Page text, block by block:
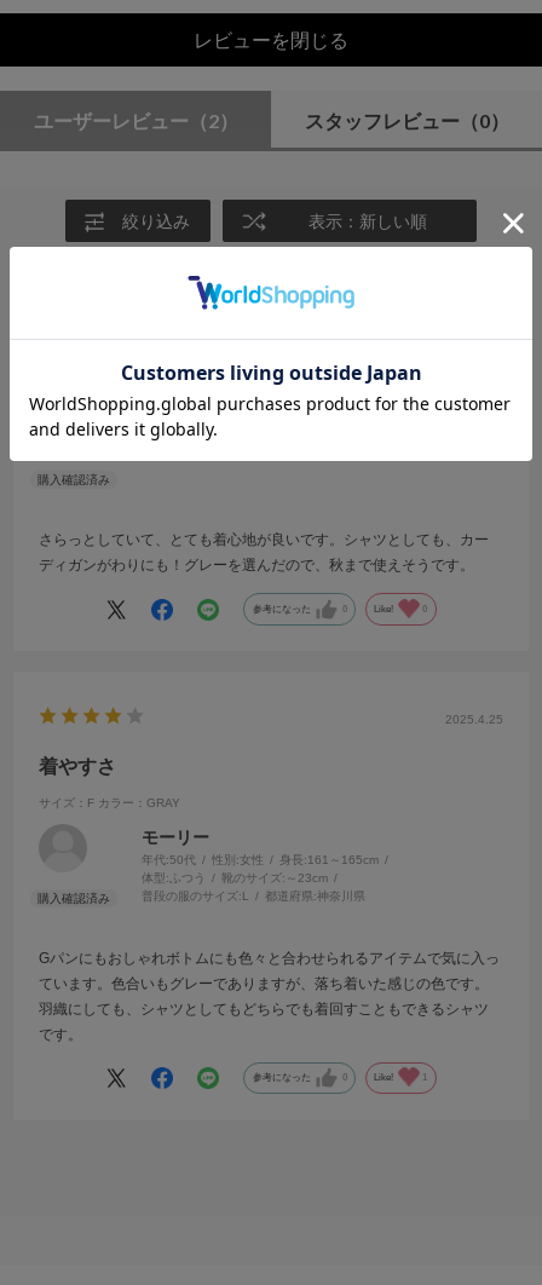
レビューを閉じる
ユーザーレビュー （2） スタッフレビュー （0）
絞り込み 表示：新しい順
カラー：GRAY
おっく
さらっとしていて、とても着心地が良いです。シャツとしても、カー
ディガンがわりにも！グレーを選んだので、秋まで使えそうです。
参考になった 0 Like! 0
2025.4.25
着やすさ
サイズ：F カラー：GRAY
モーリー
年代:50代 性別:女性 身長:161～165cm
体型: ふつう 靴のサイズ: ～23cm
普段の服のサイズ:L 都道府県:神奈川県
Gパンにもおしゃれボトムにも色々と合わせられるアイテムで気に入っ
ています。色合いもグレーでありますが、落ち着いた感じの色です。
羽織にしても、シャツとしてもどちらでも着回すこともできるシャツ
です。
参考になった 0 Like! 1